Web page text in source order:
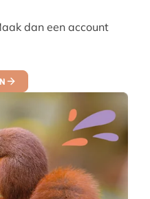
dan een account